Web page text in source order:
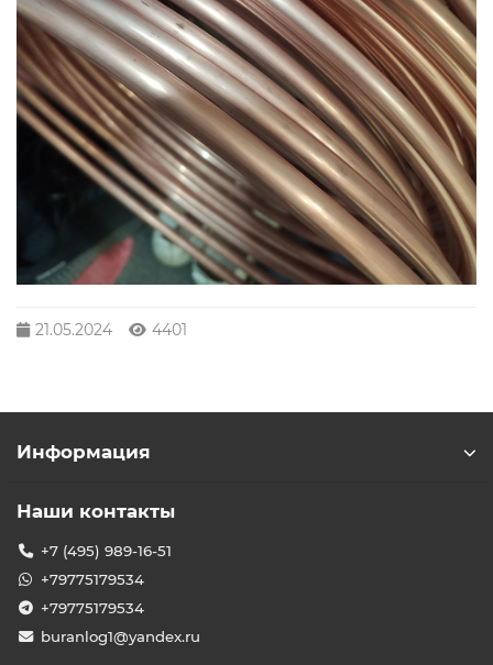
21.05.2024 4401
Информация
Наши контакты
+7 (495) 989-16-51
+79775179534
+79775179534
buranlog1@yandex.ru